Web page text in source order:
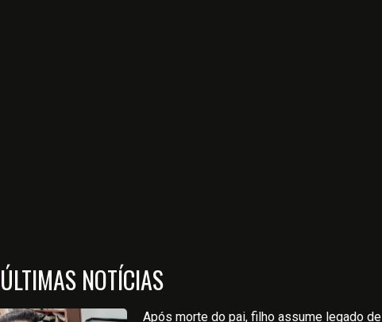
ÚLTIMAS NOTÍCIAS
Após morte do pai, filho assume legado de